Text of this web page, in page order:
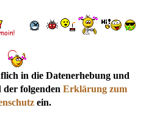
in die Datenerhebung und
der folgenden Erklärung zum
ein.